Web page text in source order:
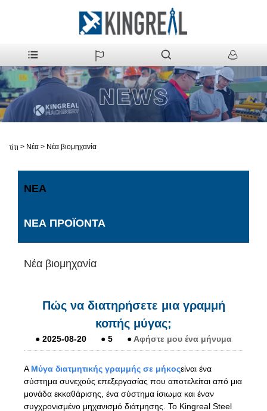
Σπίτι > Νέα > Νέα βιομηχανία
ΝΈΑ
ΝΈΑ ΠΡΟΪΌΝΤΑ
Νέα βιομηχανία
Πώς να διατηρήσετε μια γραμμή
κοπής μύγας;
● 2025-08-20 ● 5 ● Αφήστε μου ένα μήνυμα
A Μύγα διατμητικής γραμμής σε μήκοςείναι ένα
σύστημα συνεχούς επεξεργασίας που αποτελείται από μια
μονάδα εκκαθάρισης, ένα σύστημα ίσιωμα και έναν
συγχρονισμένο μηχανισμό διάτμησης. Το Kingreal Steel